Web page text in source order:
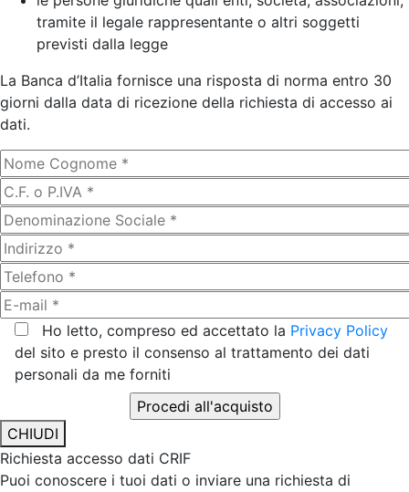
tramite il legale rappresentante o altri soggetti
previsti dalla legge
La Banca d’Italia fornisce una risposta di norma entro 30
giorni dalla data di ricezione della richiesta di accesso ai
dati.
Ho letto, compreso ed accettato la Privacy Policy
del sito e presto il consenso al trattamento dei dati
personali da me forniti
CHIUDI
Richiesta accesso dati CRIF
Puoi conoscere i tuoi dati o inviare una richiesta di